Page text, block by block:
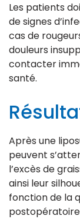
Les patients
de signes
cas de
douleurs
contacter
santé.
Après une
peuvent
l’excès de
ainsi leur
fonction de la